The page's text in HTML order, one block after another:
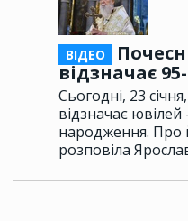
ВІДЕО
відзначає
Сьогодні, 23
відзначає ювілей
народження. Про
розповіла